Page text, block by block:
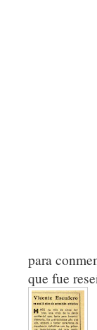
para
que fue